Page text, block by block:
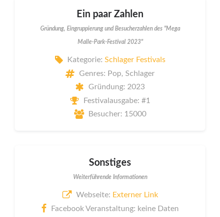
Ein paar Zahlen
Gründung, Eingruppierung und Besucherzahlen des "Mega
Malle-Park-Festival 2023"
Kategorie: Schlager Festivals
Genres: Pop, Schlager
Gründung: 2023
Festivalausgabe: #1
Besucher: 15000
Sonstiges
Weiterführende Informationen
Webseite: Externer Link
Facebook Veranstaltung: keine Daten